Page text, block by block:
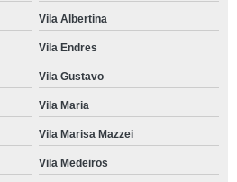
Vila Albertina
Vila Endres
Vila Gustavo
Vila Maria
Vila Marisa Mazzei
Vila Medeiros